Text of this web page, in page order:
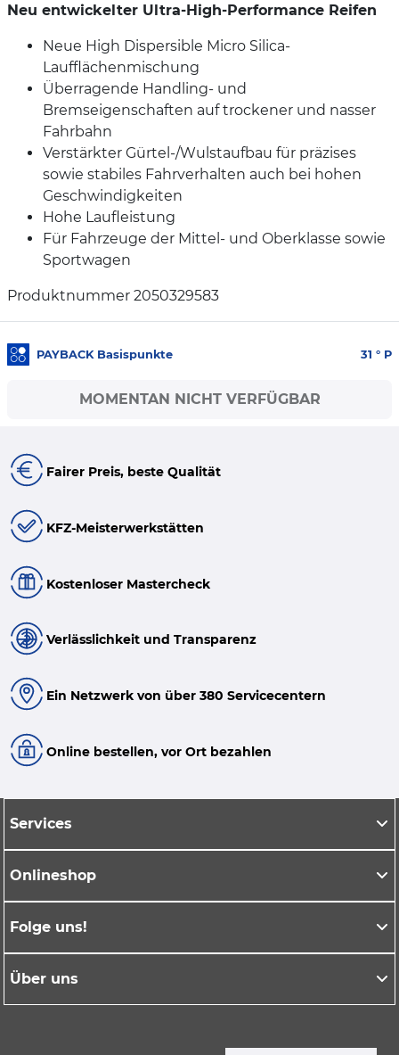
Neu entwickelter Ultra-High-Performance Reifen
Neue High Dispersible Micro Silica-
Laufflächenmischung
Überragende Handling- und
Bremseigenschaften auf trockener und nasser
Fahrbahn
Verstärkter Gürtel-/Wulstaufbau für präzises
sowie stabiles Fahrverhalten auch bei hohen
Geschwindigkeiten
Hohe Laufleistung
Für Fahrzeuge der Mittel- und Oberklasse sowie
Sportwagen
Produktnummer 2050329583
PAYBACK Basispunkte 31 ° P
MOMENTAN NICHT VERFÜGBAR
Fairer Preis, beste Qualität
KFZ-Meisterwerkstätten
Kostenloser Mastercheck
Verlässlichkeit und Transparenz
Ein Netzwerk von über 380 Servicecentern
Online bestellen, vor Ort bezahlen
Services
Onlineshop
Folge uns!
Über uns